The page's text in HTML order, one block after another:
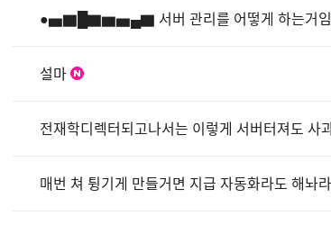
●▅▇█▇▆▅▄▇ 서버 관리를 어떻게 하는거
설마
전재학디렉터되고나서는 이렇게 서버터져도 사
매번 쳐 튕기게 만들거면 지급 자동화라도 해놔